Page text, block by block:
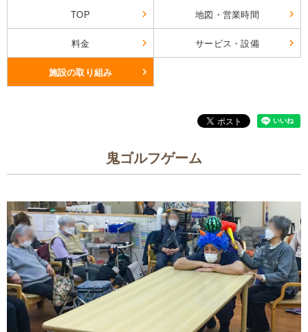
TOP 地図・営業時間
料金 サービス・設備
施設の取り組み
鬼ゴルフゲーム